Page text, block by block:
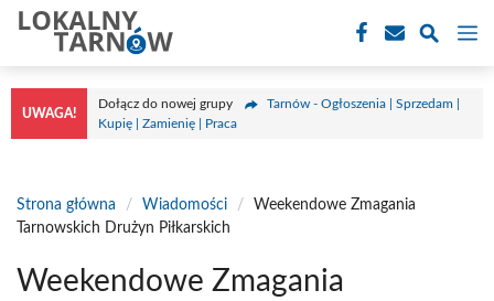
Przejdź
treści
UWAGA!
Dołącz do nowej grupy
Tarnów - Ogłoszenia | Sprzedam |
Kupię | Zamienię | Praca
Strona główna / Wiadomości /
Weekendowe Zmagania
Tarnowskich Drużyn Piłkarskich
Weekendowe Zmagania